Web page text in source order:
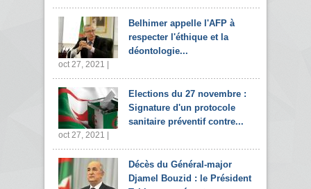
Belhimer appelle l'AFP à
respecter l'éthique et la
déontologie...
oct 27, 2021 |
Elections du 27 novembre :
Signature d'un protocole
sanitaire préventif contre...
oct 27, 2021 |
Décès du Général-major
Djamel Bouzid : le Président